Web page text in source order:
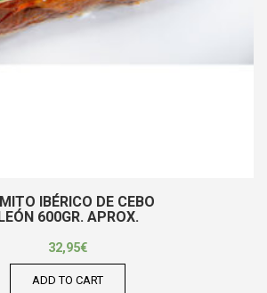
IBÉRICO DE CEBO
600GR. APROX.
32,95€
ADD TO CART